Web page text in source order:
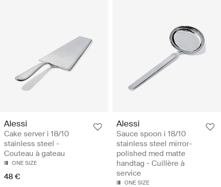
Alessi
Cake server i 18/10
stainless steel -
Couteau à gateau
ONE SIZE
48 €
Alessi
Sauce spoon i 18/10
stainless steel mirror-
polished med matte
handtag - Cuillère à
service
ONE SIZE